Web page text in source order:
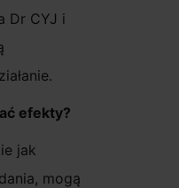
Dr CYJ i
efekty?
jak
mogą